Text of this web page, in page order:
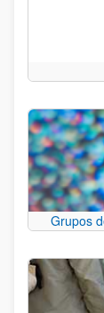
Grupos